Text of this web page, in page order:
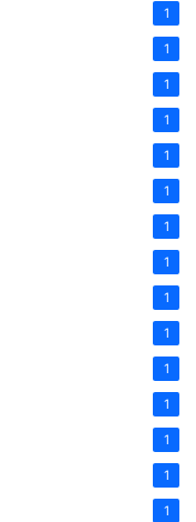
1
1
1
1
1
1
1
1
1
1
1
1
1
1
1